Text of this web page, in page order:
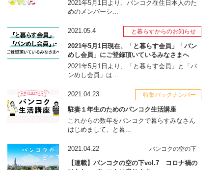
2021年5月1日より、バンコク在住日本人のた
めのメンバーシ...
2021.05.4 と暮らすからのお知らせ
2021年5月1日現在、「と暮らす会員」「バン
めし会員」にご登録頂いているみなさまへ
2021年5月1日より、「と暮らす会員」と「バ
ンめし会員」は...
2021.04.23 特集バックナンバー
駐妻１年生のためのバンコク生活講座
これからの数年をバンコクで暮らすみなさん
はじめまして、と暮...
2021.04.22 バンコクの空の下
【連載】バンコクの空の下vol.7 コロナ禍の